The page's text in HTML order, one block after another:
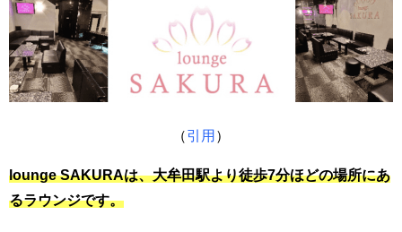
（引用 ）
lounge SAKURAは、大牟田駅より徒歩7分ほどの場所にあ
るラウンジです。